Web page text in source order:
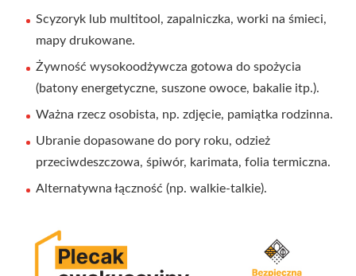
Scyzoryk lub multitool, zapalniczka, worki na śmieci,
mapy drukowane.
Żywność wysokoodżywcza gotowa do spożycia
(batony energetyczne, suszone owoce, bakalie itp.).
Ważna rzecz osobista, np. zdjęcie, pamiątka rodzinna.
Ubranie dopasowane do pory roku, odzież
przeciwdeszczowa, śpiwór, karimata, folia termiczna.
Alternatywna łączność (np. walkie-talkie).